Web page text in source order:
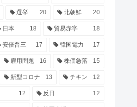
選挙 20 北朝鮮 20
日本 18 貿易赤字 18
安倍晋三 17 韓国電力 17
雇用問題 16 株価急落 15
新型コロナ 13 チキン 12
12 反日 12